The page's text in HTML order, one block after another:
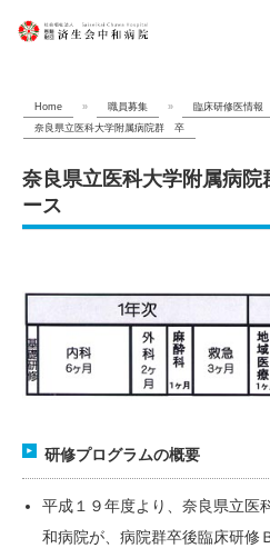
Home » 職員募集 » 臨床研修医情報
奈良県立医科大学附属病院群 卒
奈良県立医科大学附属病
ース
研修プログラムの概要
平成１９年度より、奈良県立医
和病院が、病院群卒後臨床研修